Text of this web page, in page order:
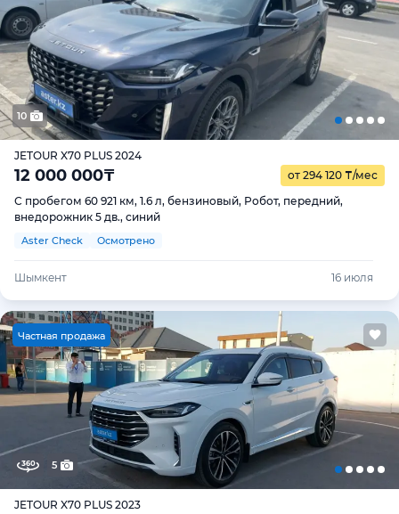
10
JETOUR X70 PLUS 2024
12 000 000₸ от 294 120 ₸/мес
С пробегом 60 921 км, 1.6 л, бензиновый, Робот, передний,
внедорожник 5 дв., синий
Aster Check Осмотрено
Шымкент 16 июля
Частная продажа
5
JETOUR X70 PLUS 2023